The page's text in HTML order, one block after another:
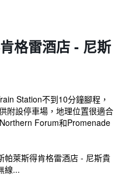
格雷酒店 - 尼斯
Station不到10分鐘腳程，
附設停車場，地理位置很適合
Forum和Promenade
帕萊斯得肯格雷酒店 - 尼斯貴
線...